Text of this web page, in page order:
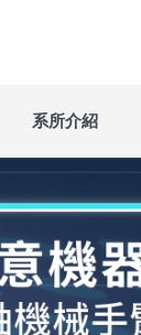
系所介紹